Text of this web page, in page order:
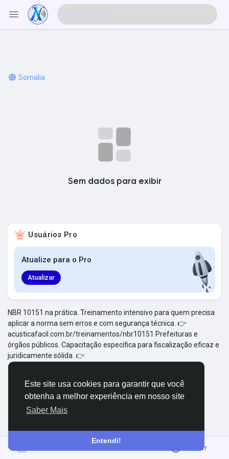
Este site usa cookies para garantir que você
obtenha a melhor experiência em nosso site
Saber Mais
Entendi!
Entrar
Explorar Artigos & Publicações
Meus Grupos
Explorar Páginas
Páginas Curtidas
Postagens populares
Descubra Novas Postagens
Somalia
Sem dados para exibir
Usuários Pro
Atualize para o Pro
Atualizar
NBR 10151 na prática. Treinamento intensivo para quem precisa
aplicar a norma sem erros e com segurança técnica. 👉
acusticafacil.com.br/treinamentos/nbr10151 Prefeituras e
órgãos públicos. Capacitação específica para fiscalização eficaz e
juridicamente sólida. 👉
acusticafacil.com.br/treinamentos/prefeituras